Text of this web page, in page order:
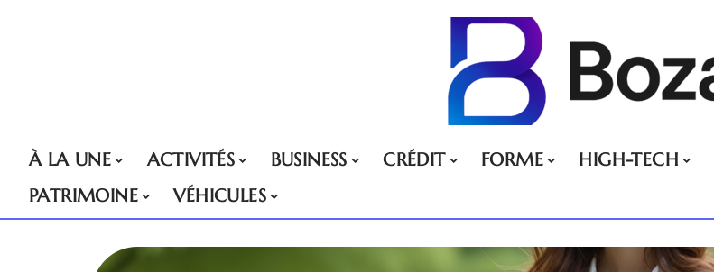
À LA UNE ACTIVITÉS BUSINESS CRÉDIT FORME HIGH-TECH
PATRIMOINE
VÉHICULES